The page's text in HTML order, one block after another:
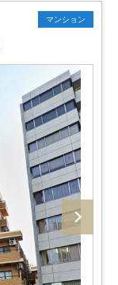
マンション